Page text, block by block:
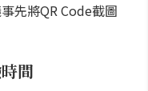
先將QR Code截圖
間